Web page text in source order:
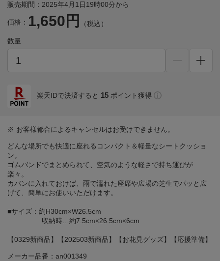
販売期間：2025年4月1日19時00分から
価格： 1,650円 （税込）
数量
楽天IDで決済すると 15 ポイント獲得
※ お客様都合によるキャンセルはお受けできません。
どんな場所でも快適に座れるコンパクト＆軽量なシートクッショ
ン。
ゴムバンドでまとめられて、空気のような軽さで持ち運びが
楽々。
カバンに入れておけば、雨で濡れた座席や広場の芝生でパッと広
げて、簡単にお使いいただけます。
■サイズ：約H30cm×W26.5cm
収納時…約7.5cm×26.5cm×6cm
【0329新商品】【202503新商品】【お花見グッズ】【応援準備】
メーカー品番：an001349